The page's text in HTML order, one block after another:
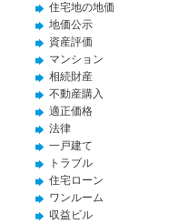
住宅地の地価
地価公示
資産評価
マンション
相続財産
不動産購入
適正価格
法律
一戸建て
トラブル
住宅ローン
ワンルーム
収益ビル